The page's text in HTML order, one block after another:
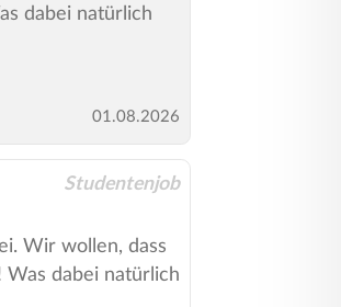
dabei natürlich
01.08.2026
Studentenjob
Wir wollen, dass
Was dabei natürlich